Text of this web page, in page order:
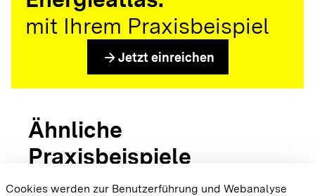
mit Ihrem Praxisbeispiel
arrow_forward Jetzt einreichen
Ähnliche
Praxisbeispiele
Cookies werden zur Benutzerführung und Webanalyse